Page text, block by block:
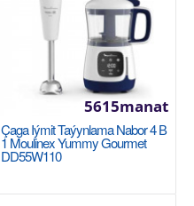
Çaga Iýmit Taýynlama Nabor 4 В
1 Moulinex Yummy Gourmet
DD55W110
5615manat